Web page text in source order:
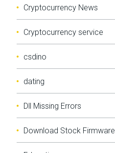
Cryptocurrency News
Cryptocurrency service
csdino
dating
Dll Missing Errors
Download Stock Firmware